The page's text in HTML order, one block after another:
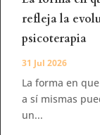
refleja la
psicoterapia
31 Jul 2026
La forma en
a sí mismas
un...